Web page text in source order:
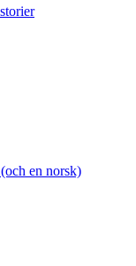
en norsk)